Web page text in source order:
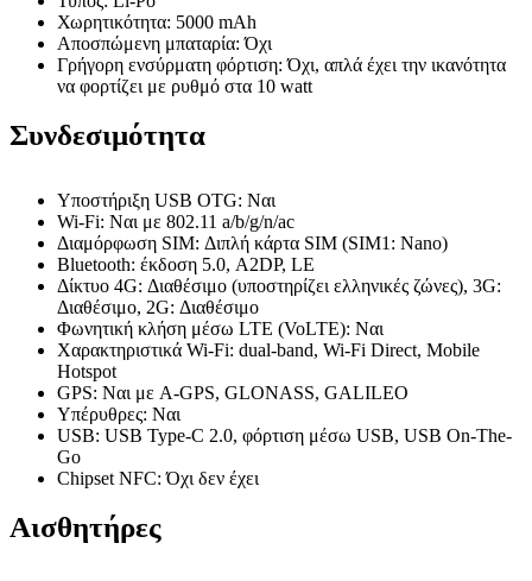
Χωρητικότητα: 5000 mAh
Αποσπώμενη μπαταρία: Όχι
Γρήγορη ενσύρματη φόρτιση: Όχι, απλά έχει την ικανότητα
να φορτίζει με ρυθμό στα 10 watt
Συνδεσιμότητα
Υποστήριξη USB OTG: Ναι
Wi-Fi: Ναι με 802.11 a/b/g/n/ac
Διαμόρφωση SIM: Διπλή κάρτα SIM (SIM1: Nano)
Bluetooth: έκδοση 5.0, A2DP, LE
Δίκτυο 4G: Διαθέσιμο (υποστηρίζει ελληνικές ζώνες), 3G:
Διαθέσιμο, 2G: Διαθέσιμο
Φωνητική κλήση μέσω LTE (VoLTE): Ναι
Χαρακτηριστικά Wi-Fi: dual-band, Wi-Fi Direct, Mobile
Hotspot
GPS: Ναι με A-GPS, GLONASS, GALILEO
Υπέρυθρες: Ναι
USB: USB Type-C 2.0, φόρτιση μέσω USB, USB On-The-
Go
Chipset NFC: Όχι δεν έχει
Αισθητήρες